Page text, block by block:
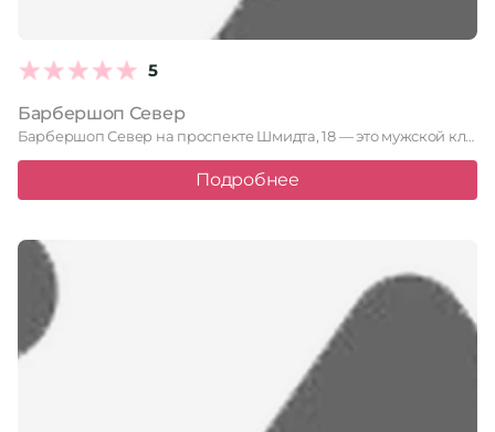
5
Барбершоп Север
Барбершоп Север на проспекте Шмидта, 18 — это мужской клуб, …
Подробнее